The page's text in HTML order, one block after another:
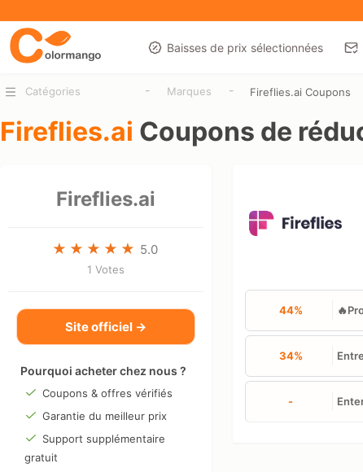
Baisses de prix sélectionnées
Catégories - Marques - Fireflies.ai Coupons
Fireflies.ai Coupons de
Fireflies.ai
5.0
1 Votes
Site officiel →
Pourquoi acheter chez nous ?
Coupons & offres vérifiés
Garantie du meilleur prix
Support supplémentaire
gratuit
44%
34%
-